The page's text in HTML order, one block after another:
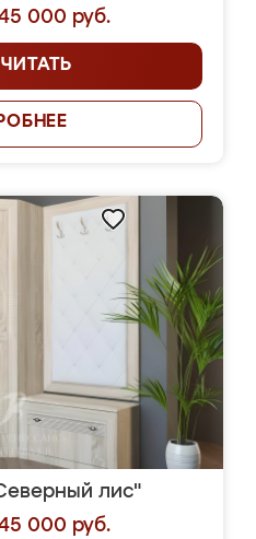
000 руб.
лис"
000 руб.